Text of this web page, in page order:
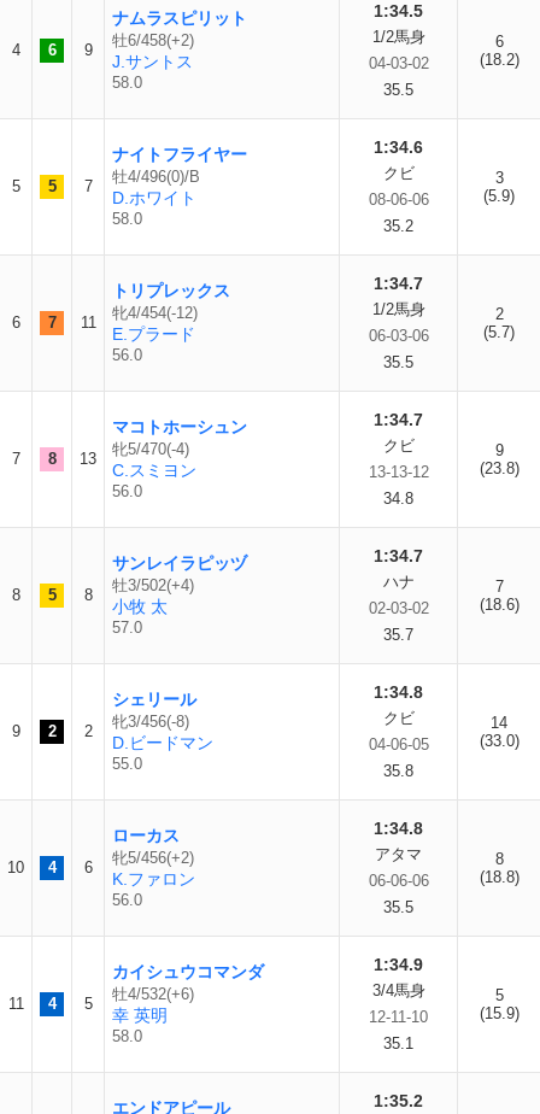
4 6 9
ナムラスピリット
牡6/458(+2)
J.サントス
58.0
1:34.5
1/2馬身
04-03-02
35.5
6
(18.2)
5 5 7
ナイトフライヤー
牡4/496(0)/B
D.ホワイト
58.0
1:34.6
クビ
08-06-06
35.2
3
(5.9)
6 7 11
トリプレックス
牝4/454(-12)
E.プラード
56.0
1:34.7
1/2馬身
06-03-06
35.5
2
(5.7)
7 8 13
マコトホーシュン
牝5/470(-4)
C.スミヨン
56.0
1:34.7
クビ
13-13-12
34.8
9
(23.8)
8 5 8
サンレイラピッヅ
牡3/502(+4)
小牧 太
57.0
1:34.7
ハナ
02-03-02
35.7
7
(18.6)
9 2 2
シェリール
牝3/456(-8)
D.ビードマン
55.0
1:34.8
クビ
04-06-05
35.8
14
(33.0)
10 4 6
ローカス
牝5/456(+2)
K.ファロン
56.0
1:34.8
アタマ
06-06-06
35.5
8
(18.8)
11 4 5
カイシュウコマンダ
牡4/532(+6)
幸 英明
58.0
1:34.9
3/4馬身
12-11-10
35.1
5
(15.9)
エンドアピール 1:35.2